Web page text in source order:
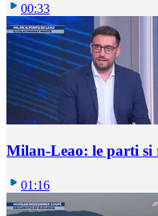
00:33
Milan-Leao: le parti
01:16